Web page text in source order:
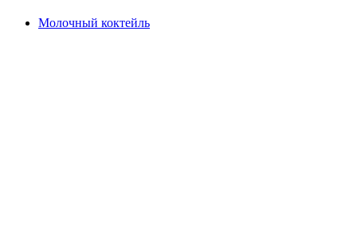
Молочный коктейль